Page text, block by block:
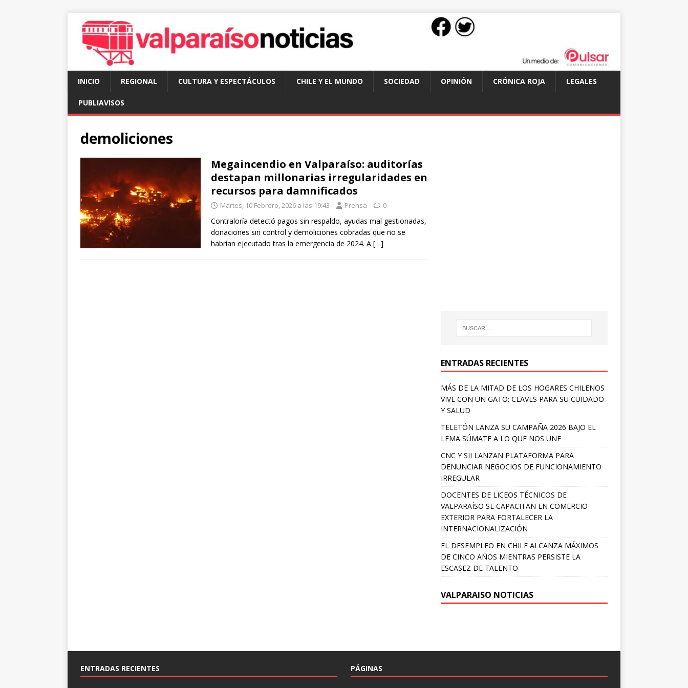
INICIO REGIONAL CULTURA Y ESPECTÁCULOS CHILE Y EL MUNDO SOCIEDAD OPINIÓN CRÓNICA ROJA LEGALES
PUBLIAVISOS
demoliciones
Megaincendio en Valparaíso: auditorías
destapan millonarias irregularidades en
recursos para damnificados
Martes, 10 Febrero, 2026 a las 19:43 Prensa 0
Contraloría detectó pagos sin respaldo, ayudas mal gestionadas,
donaciones sin control y demoliciones cobradas que no se
habrían ejecutado tras la emergencia de 2024. A […]
ENTRADAS RECIENTES
MÁS DE LA MITAD DE LOS HOGARES CHILENOS
VIVE CON UN GATO: CLAVES PARA SU CUIDADO
Y SALUD
TELETÓN LANZA SU CAMPAÑA 2026 BAJO EL
LEMA SÚMATE A LO QUE NOS UNE
CNC Y SII LANZAN PLATAFORMA PARA
DENUNCIAR NEGOCIOS DE FUNCIONAMIENTO
IRREGULAR
DOCENTES DE LICEOS TÉCNICOS DE
VALPARAÍSO SE CAPACITAN EN COMERCIO
EXTERIOR PARA FORTALECER LA
INTERNACIONALIZACIÓN
EL DESEMPLEO EN CHILE ALCANZA MÁXIMOS
DE CINCO AÑOS MIENTRAS PERSISTE LA
ESCASEZ DE TALENTO
VALPARAISO NOTICIAS
ENTRADAS RECIENTES PÁGINAS